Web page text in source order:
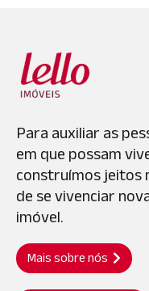
Para auxiliar as
em que possam
construímos jeitos
de se vivenciar
imóvel.
Mais sobre nós